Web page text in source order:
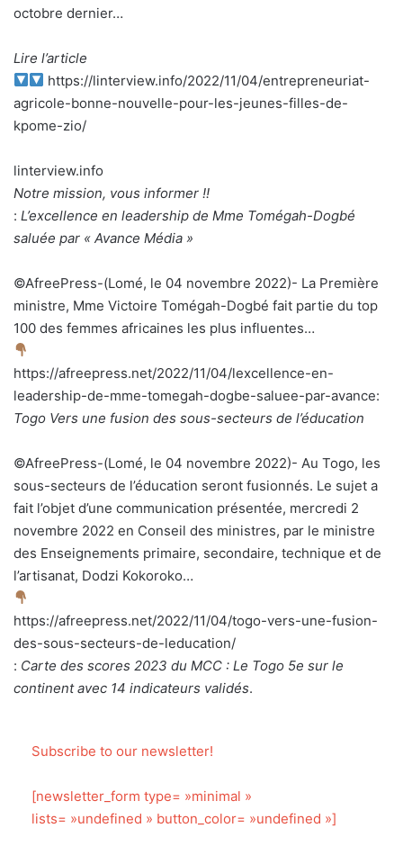
octobre dernier…
Lire l’article
https://linterview.info/2022/11/04/entrepreneuriat-
agricole-bonne-nouvelle-pour-les-jeunes-filles-de-
kpome-zio/
linterview.info
Notre mission, vous informer !!
: L’excellence en leadership de Mme Tomégah-Dogbé
saluée par « Avance Média »
©AfreePress-(Lomé, le 04 novembre 2022)- La Première
ministre, Mme Victoire Tomégah-Dogbé fait partie du top
100 des femmes africaines les plus influentes…
https://afreepress.net/2022/11/04/lexcellence-en-
leadership-de-mme-tomegah-dogbe-saluee-par-avance:
Togo Vers une fusion des sous-secteurs de l’éducation
©AfreePress-(Lomé, le 04 novembre 2022)- Au Togo, les
sous-secteurs de l’éducation seront fusionnés. Le sujet a
fait l’objet d’une communication présentée, mercredi 2
novembre 2022 en Conseil des ministres, par le ministre
des Enseignements primaire, secondaire, technique et de
l’artisanat, Dodzi Kokoroko…
https://afreepress.net/2022/11/04/togo-vers-une-fusion-
des-sous-secteurs-de-leducation/
: Carte des scores 2023 du MCC : Le Togo 5e sur le
continent avec 14 indicateurs validés.
Subscribe to our newsletter!
[newsletter_form type= »minimal »
lists= »undefined » button_color= »undefined »]